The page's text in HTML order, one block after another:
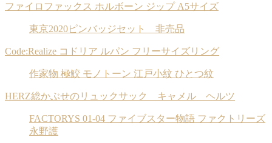
ファイロファックス ホルボーン ジップ A5サイズ
東京2020ピンバッジセット 非売品
Code:Realize コドリア ルパン フリーサイズリング
作家物 極鮫 モノトーン 江戸小紋 ひとつ紋
HERZ総かぶせのリュックサック キャメル ヘルツ
FACTORYS 01-04 ファイブスター物語 ファクトリーズ
永野護